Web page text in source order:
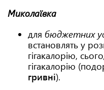
Миколаївка
для бюджетних
встановлять у
гігакалорію,
гігакалорію
гривні).